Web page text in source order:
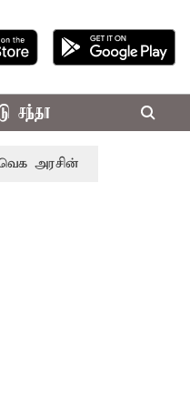
சந்தா
வாக்குறுதிகள் இல்லை -